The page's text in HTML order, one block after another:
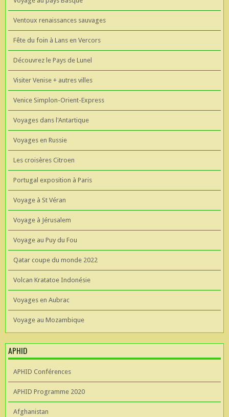
Ventoux renaissances sauvages
Fête du foin à Lans en Vercors
Découvrez le Pays de Lunel
Visiter Venise + autres villes
Venice Simplon-Orient-Express
Voyages dans l'Antartique
Voyages en Russie
Les croisères Citroen
Portugal exposition à Paris
Voyage à St Véran
Voyage à Jérusalem
Voyage au Puy du Fou
Qatar coupe du monde 2022
Volcan Kratatoe Indonésie
Voyages en Aubrac
Voyage au Mozambique
APHID
APHID Conférences
APHID Programme 2020
Afghanistan